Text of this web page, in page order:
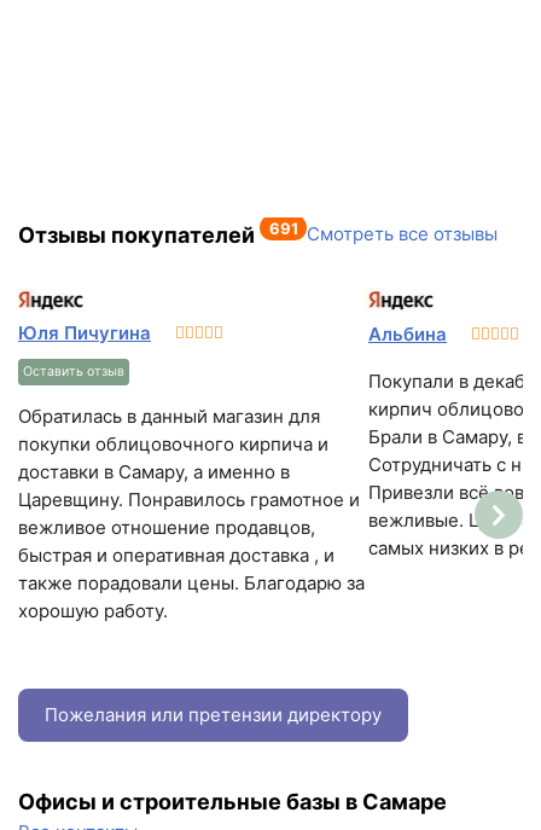
Отзывы покупателей 691 Смотреть все отзывы
Юля Пичугина
Оставить отзыв
Обратилась в данный магазин для
покупки облицовочного кирпича и
доставки в Самару, а именно в
Царевщину. Понравилось грамотное и
вежливое отношение продавцов,
быстрая и оперативная доставка , и
также порадовали цены. Благодарю за
хорошую работу.
Альбина
Покупали в
кирпич
Брали в Самару, в
Сотрудничать с
Привезли всё
вежливые. Цены
самых низких в
Пожелания или претензии директору
Офисы и строительные базы в Самаре